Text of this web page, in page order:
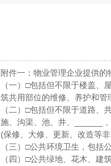
附件一：物业管理企业提供的
（一）□包括但不限于楼盖
筑共用部位的维修、养护和管
（二）□包括但不限于道路
施、沟渠、池、井、______
(保修、大修、更新、改造等
（三）□公共环境卫生，包括
（四）□公共绿地、花木、建